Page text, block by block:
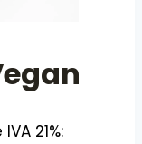
21%: